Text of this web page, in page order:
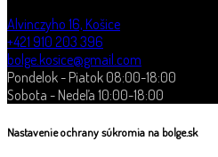
Alvinczyho 16, Košice
+421 910 203 396
bolge.kosice@gmail.com
Pondelok - Piatok 08:00-18:00
Sobota - Nedeľa 10:00-18:00
Nastavenie ochrany súkromia na bolge.sk